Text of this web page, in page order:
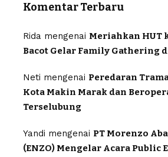
Komentar Terbaru
Rida mengenai Meriahkan HUT
Bacot Gelar Family Gathering
Neti mengenai Peredaran
Kota Makin Marak dan
Terselubung
Yandi mengenai PT Morenzo
(ENZO) Mengelar Acara Public